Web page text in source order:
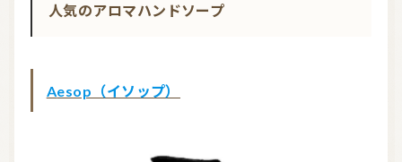
人気のアロマハンドソープ
Aesop（イソップ）